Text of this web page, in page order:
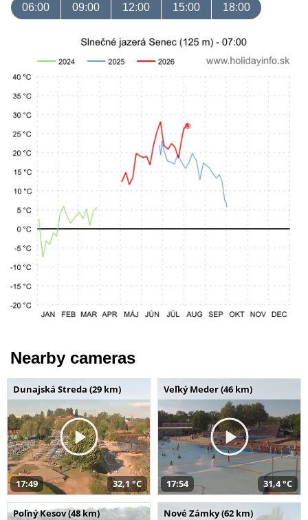
06:00 09:00 12:00 15:00 18:00
Nearby cameras
Dunajská Streda (29 km)
17:49 32,1 °C
Veľký Meder (46 km)
17:54 31,4 °C
Poľný Kesov (48 km) Nové Zámky (62 km)